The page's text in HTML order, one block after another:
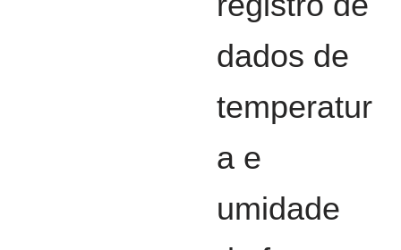
dados de
temperatur
a e
umidade